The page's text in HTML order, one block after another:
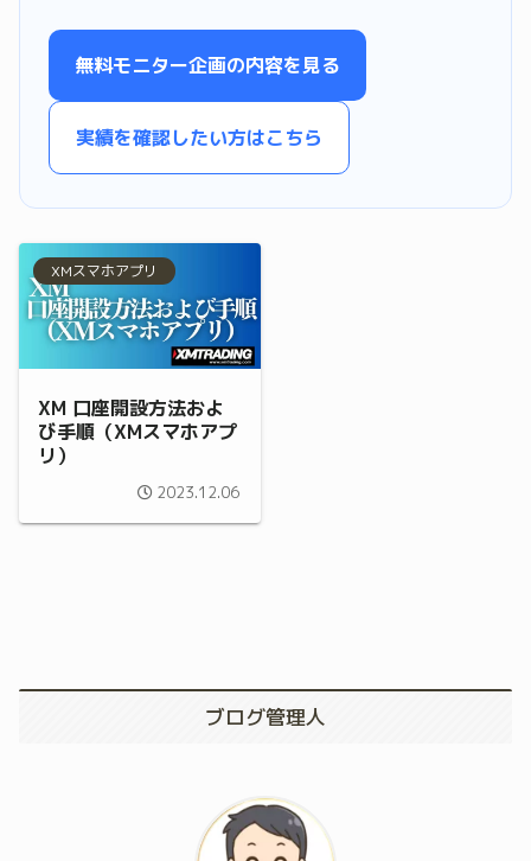
無料モニター企画の内容を見る
実績を確認したい方はこちら
XMスマホアプリ
XM 口座開設方法およ
び手順（XMスマホアプ
リ）
2023.12.06
ブログ管理人